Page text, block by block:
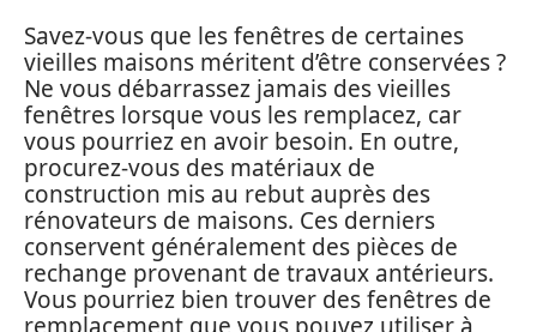
Savez-vous que les fenêtres de certaines
vieilles maisons méritent d’être conservées ?
Ne vous débarrassez jamais des vieilles
fenêtres lorsque vous les remplacez, car
vous pourriez en avoir besoin. En outre,
procurez-vous des matériaux de
construction mis au rebut auprès des
rénovateurs de maisons. Ces derniers
conservent généralement des pièces de
rechange provenant de travaux antérieurs.
Vous pourriez bien trouver des fenêtres de